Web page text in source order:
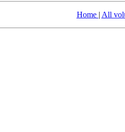
Home | All